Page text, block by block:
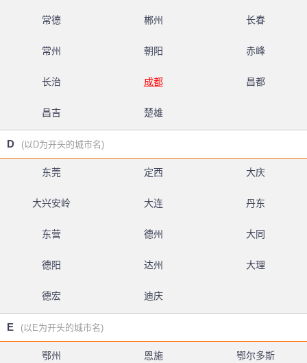
常德 郴州 长春
常州 朝阳 赤峰
长治 成都 昌都
昌吉 楚雄
D (以D为开头的城市名)
东莞 定西 大庆
大兴安岭 大连 丹东
东营 德州 大同
德阳 达州 大理
德宏 迪庆
E (以E为开头的城市名)
鄂州 恩施 鄂尔多斯